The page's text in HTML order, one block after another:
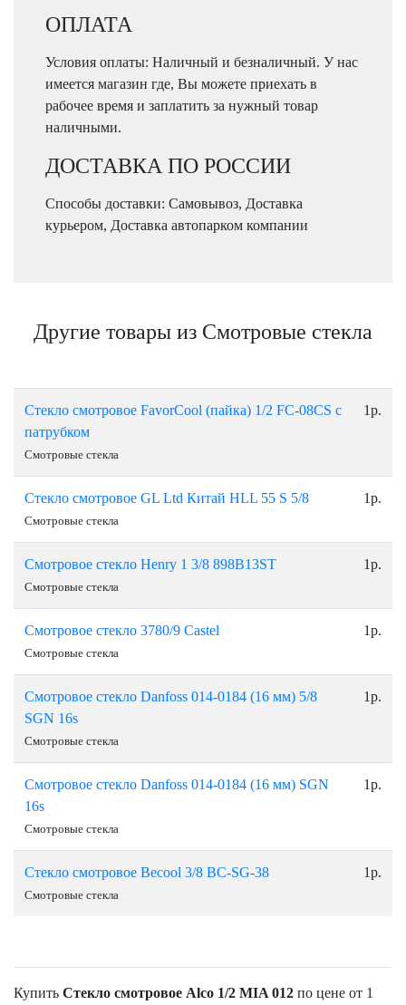
ОПЛАТА
Условия оплаты: Наличный и безналичный. У нас
имеется магазин где, Вы можете приехать в
рабочее время и заплатить за нужный товар
наличными.
ДОСТАВКА ПО РОССИИ
Способы доставки: Самовывоз, Доставка
курьером, Доставка автопарком компании
Другие товары из Смотровые стекла
Стекло смотровое FavorCool (пайка) 1/2 FC-08CS с
патрубком
Смотровые стекла
1р.
Стекло смотровое GL Ltd Китай НLL 55 S 5/8
Смотровые стекла
1р.
Смотровое стекло Henry 1 3/8 898B13ST
Смотровые стекла
1р.
Смотровое стекло 3780/9 Сastel
Смотровые стекла
1р.
Смотровое стекло Danfoss 014-0184 (16 мм) 5/8
SGN 16s
Смотровые стекла
1р.
Смотровое стекло Danfoss 014-0184 (16 мм) SGN
16s
Смотровые стекла
1р.
Стекло смотровое Becool 3/8 BC-SG-38
Смотровые стекла
1р.
Купить Стекло смотровое Alco 1/2 МIA 012 по цене от 1